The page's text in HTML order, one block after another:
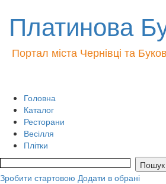
Платинова
Портал міста Чернівці та
Головна
Каталог
Ресторани
Весілля
Плітки
Зробити стартовою Додати в обрані